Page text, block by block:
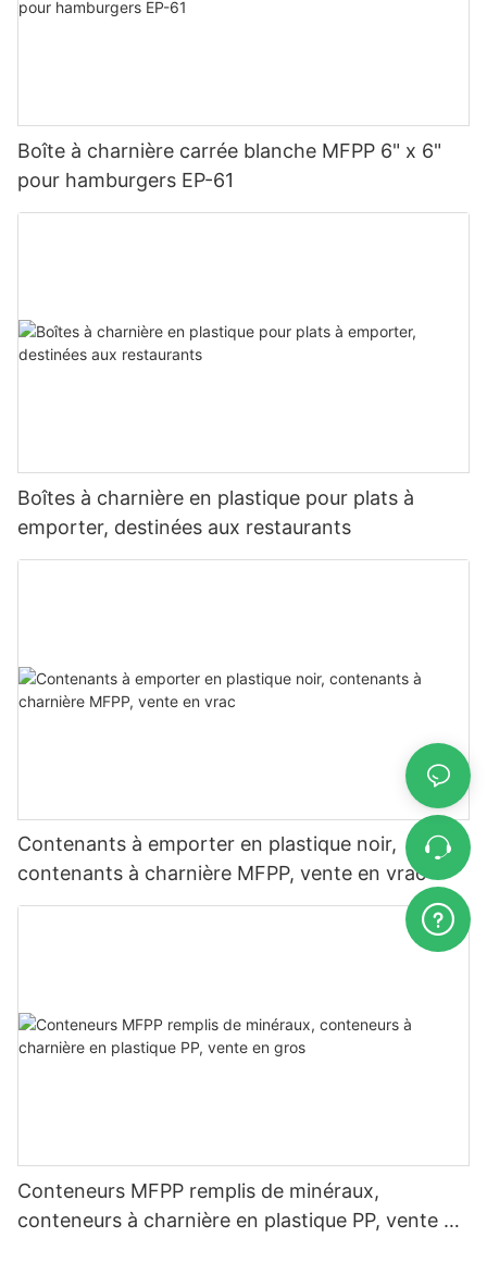
Boîte à charnière carrée blanche MFPP 6" x 6"
pour hamburgers EP-61
Boîtes à charnière en plastique pour plats à
emporter, destinées aux restaurants
Contenants à emporter en plastique noir,
contenants à charnière MFPP, vente en vrac
Conteneurs MFPP remplis de minéraux,
conteneurs à charnière en plastique PP, vente en